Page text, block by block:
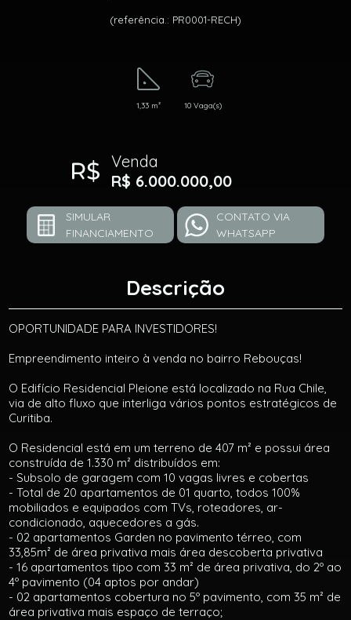
(referência.: PR0001-RECH)
1,33 m² 10 Vaga(s)
Venda
R$ 6.000.000,00
SIMULAR
FINANCIAMENTO
CONTATO VIA
WHATSAPP
Descrição
OPORTUNIDADE PARA INVESTIDORES!
Empreendimento inteiro à venda no bairro Rebouças!
O Edifício Residencial Pleione está localizado na Rua Chile,
via de alto fluxo que interliga vários pontos estratégicos de
Curitiba.
O Residencial está em um terreno de 407 m² e possui área
construída de 1.330 m² distribuídos em:
- Subsolo de garagem com 10 vagas livres e cobertas
- Total de 20 apartamentos de 01 quarto, todos 100%
mobiliados e equipados com TVs, roteadores, ar-
condicionado, aquecedores a gás.
- 02 apartamentos Garden no pavimento térreo, com
33,85m² de área privativa mais área descoberta privativa
- 16 apartamentos tipo com 33 m² de área privativa, do 2º ao
4º pavimento (04 aptos por andar)
- 02 apartamentos cobertura no 5º pavimento, com 35 m² de
área privativa mais espaço de terraço;